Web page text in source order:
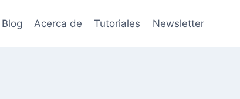
Blog Acerca de Tutoriales Newsletter